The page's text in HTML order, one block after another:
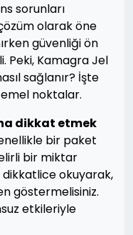
sorunları
olarak öne
güvenliği ön
Peki, Kamagra Jel
sağlanır? İşte
noktalar.
dikkat etmek
bir paket
bir miktar
dikkatlice okuyarak,
göstermelisiniz.
etkileriyle